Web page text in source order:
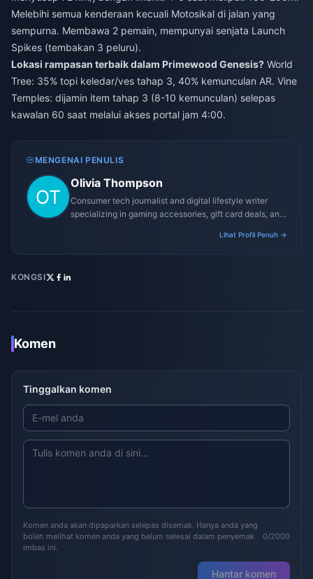
Melebihi semua kenderaan kecuali Motosikal di jalan yang
sempurna. Membawa 2 pemain, mempunyai senjata Launch
Spikes (tembakan 3 peluru).
Lokasi rampasan terbaik dalam Primewood Genesis? World
Tree: 35% topi keledar/ves tahap 3, 40% kemunculan AR. Vine
Temples: dijamin item tahap 3 (8-10 kemunculan) selepas
kawalan 60 saat melalui akses portal jam 4:00.
MENGENAI PENULIS
Olivia Thompson
Consumer tech journalist and digital lifestyle writer
specializing in gaming accessories, gift card deals, and
Lihat Profil Penuh →
KONGSI
Komen
Tinggalkan komen
Komen anda akan dipaparkan selepas disemak. Hanya anda yang
boleh melihat komen anda yang belum selesai dalam penyemak
imbas ini.
0/2000
Hantar komen